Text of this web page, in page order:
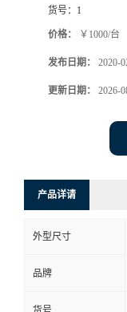
货号： 1
价格： ￥1000/台
发布日期： 2020-
更新日期： 2026-
产品详请
外型尺寸
品牌